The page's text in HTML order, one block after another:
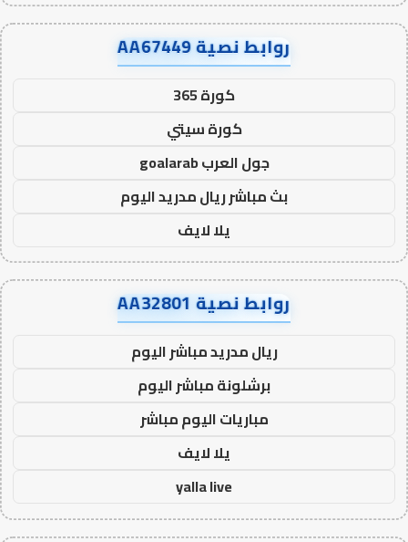
روابط نصية AA67449
كورة 365
كورة سيتي
جول العرب goalarab
بث مباشر ريال مدريد اليوم
يلا لايف
روابط نصية AA32801
ريال مدريد مباشر اليوم
برشلونة مباشر اليوم
مباريات اليوم مباشر
يلا لايف
yalla live